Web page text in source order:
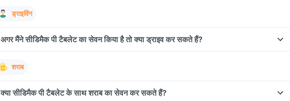
ड्राइविंग
अगर मैंने सीडिमैक पी टैबलेट का सेवन किया है तो क्या ड्राइव कर सकते हैं?
शराब
क्या सीडिमैक पी टैबलेट के साथ शराब का सेवन कर सकते हैं?